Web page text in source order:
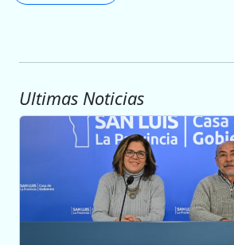
Ultimas Noticias